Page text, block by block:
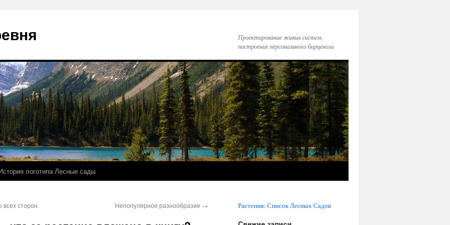
Проектирование живых систем,
построение персонального бирценоза
логотипа Лесные сады
всех сторон Непопулярное разнообразие → Растения: Список Лесных Садов